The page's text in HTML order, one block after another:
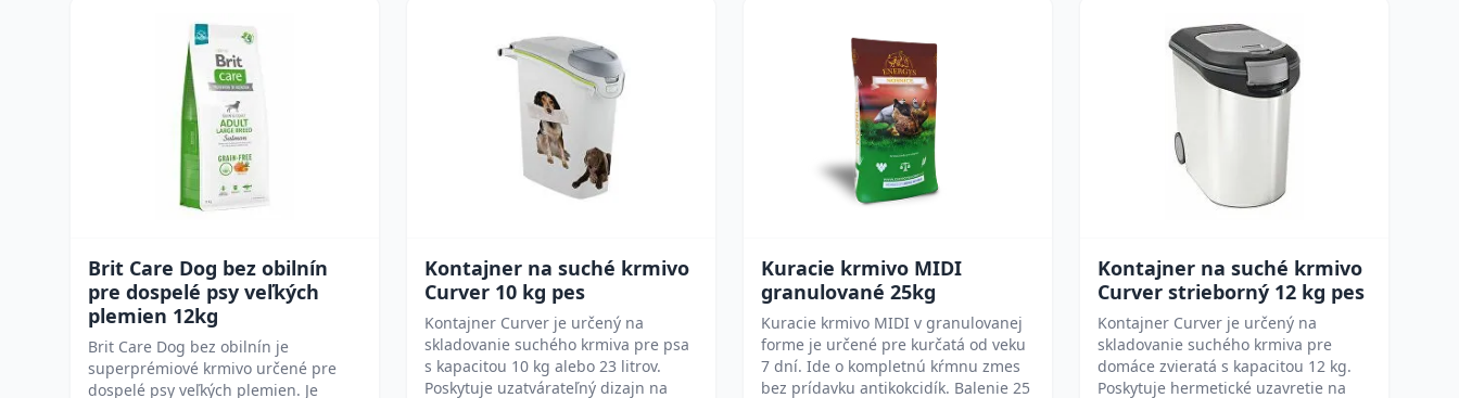
Brit Care Dog bez obilnín
pre dospelé psy veľkých
plemien 12kg
Brit Care Dog bez obilnín je
superprémiové krmivo určené pre
dospelé psy veľkých plemien. Je
Kontajner na suché krmivo
Curver 10 kg pes
Kontajner Curver je určený na
skladovanie suchého krmiva pre psa
s kapacitou 10 kg alebo 23 litrov.
Poskytuje uzatvárateľný dizajn na
Kuracie krmivo MIDI
granulované 25kg
Kuracie krmivo MIDI v granulovanej
forme je určené pre kurčatá od veku
7 dní. Ide o kompletnú kŕmnu zmes
bez prídavku antikokcidík. Balenie 25
Kontajner na suché krmivo
Curver strieborný 12 kg pes
Kontajner Curver je určený na
skladovanie suchého krmiva pre
domáce zvieratá s kapacitou 12 kg.
Poskytuje hermetické uzavretie na